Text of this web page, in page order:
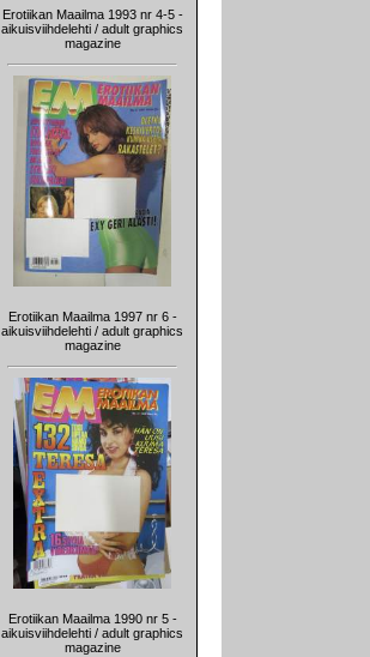
Erotiikan Maailma 1993 nr 4-5 -
aikuisviihdelehti / adult graphics
magazine
Erotiikan Maailma 1997 nr 6 -
aikuisviihdelehti / adult graphics
magazine
Erotiikan Maailma 1990 nr 5 -
aikuisviihdelehti / adult graphics
magazine